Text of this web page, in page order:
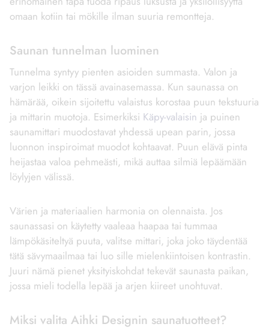
omaan kotiin tai mökille ilman suuria remontteja.
Saunan tunnelman luominen
Tunnelma syntyy pienten asioiden summasta. Valon ja
varjon leikki on tässä avainasemassa. Kun saunassa on
hämärää, oikein sijoitettu valaistus korostaa puun tekstuuria
ja mittarin muotoja. Esimerkiksi Käpy-valaisin ja puinen
saunamittari muodostavat yhdessä upean parin, jossa
luonnon inspiroimat muodot kohtaavat. Puun elävä pinta
heijastaa valoa pehmeästi, mikä auttaa silmiä lepäämään
löylyjen välissä.
Värien ja materiaalien harmonia on olennaista. Jos
saunassasi on käytetty vaaleaa haapaa tai tummaa
lämpökäsiteltyä puuta, valitse mittari, joka joko täydentää
tätä sävymaailmaa tai luo sille mielenkiintoisen kontrastin.
Juuri nämä pienet yksityiskohdat tekevät saunasta paikan,
jossa mieli todella lepää ja arjen kiireet unohtuvat.
Miksi valita Aihki Designin saunatuotteet?